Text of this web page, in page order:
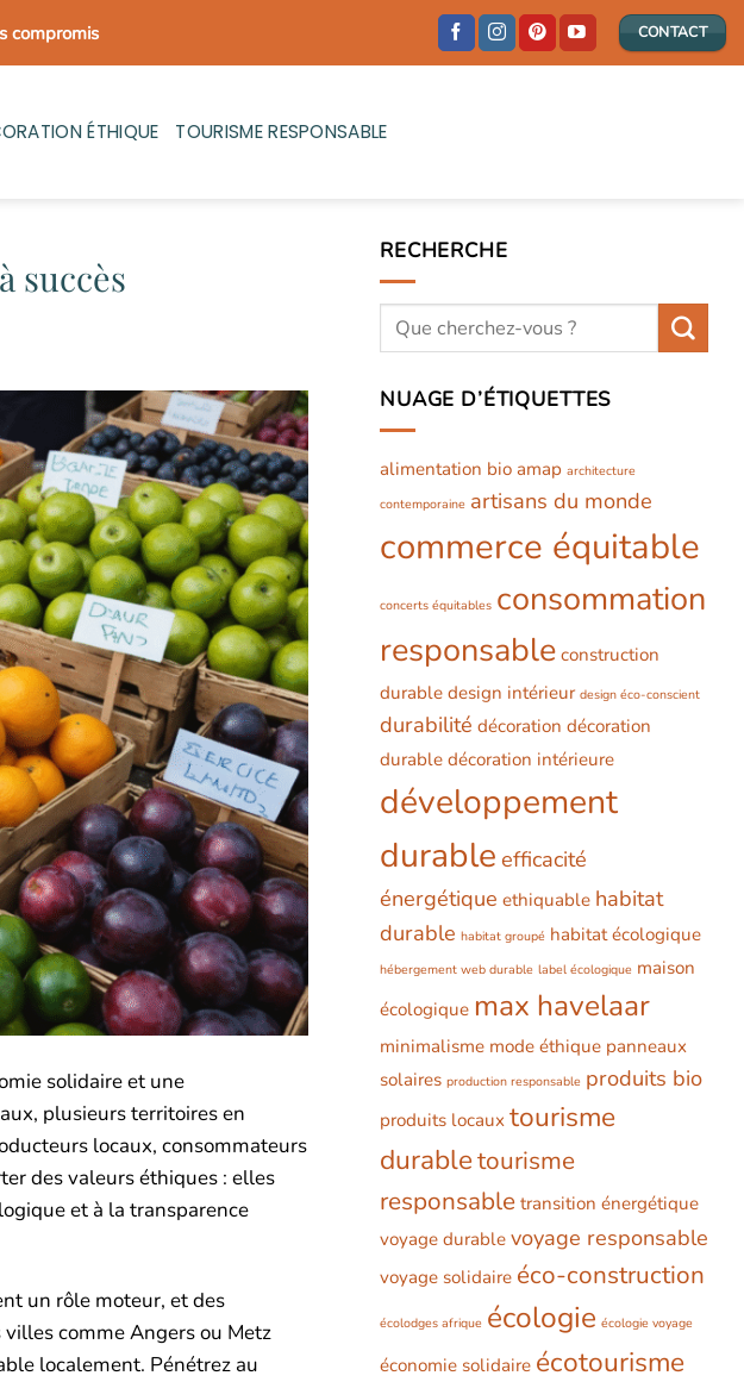
compromis CONTACT
ÉTHIQUE TOURISME RESPONSABLE
succès
solidaire et une
plusieurs territoires en
locaux, consommateurs
des valeurs éthiques : elles
et à la transparence
un rôle moteur, et des
comme Angers ou Metz
localement. Pénétrez au
RECHERCHE
NUAGE D’ÉTIQUETTES
alimentation bio amap architecture
contemporaine artisans du monde
commerce équitable
concerts équitables consommation
responsable construction
durable design intérieur design éco-conscient
durabilité décoration décoration
durable décoration intérieure
développement
durable efficacité
énergétique ethiquable habitat
durable habitat groupé habitat écologique
hébergement web durable label écologique maison
écologique max havelaar
minimalisme mode éthique panneaux
solaires production responsable produits bio
produits locaux tourisme
durabletourisme
responsable transition énergétique
voyage durable voyage responsable
voyage solidaire éco-construction
écolodges afrique écologie écologie voyage
économie solidaire écotourisme